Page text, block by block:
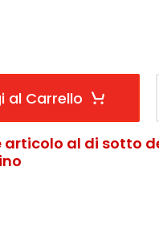
al Carrello
articolo al di sotto